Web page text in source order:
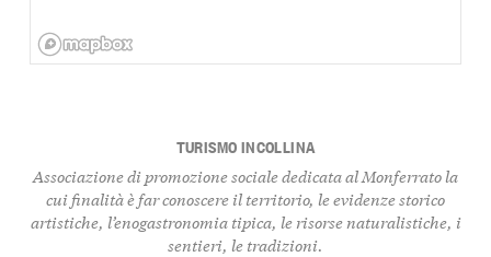
TURISMO INCOLLINA
Associazione di promozione sociale dedicata al Monferrato la
cui finalità è far conoscere il territorio, le evidenze storico
artistiche, l’enogastronomia tipica, le risorse naturalistiche, i
sentieri, le tradizioni.